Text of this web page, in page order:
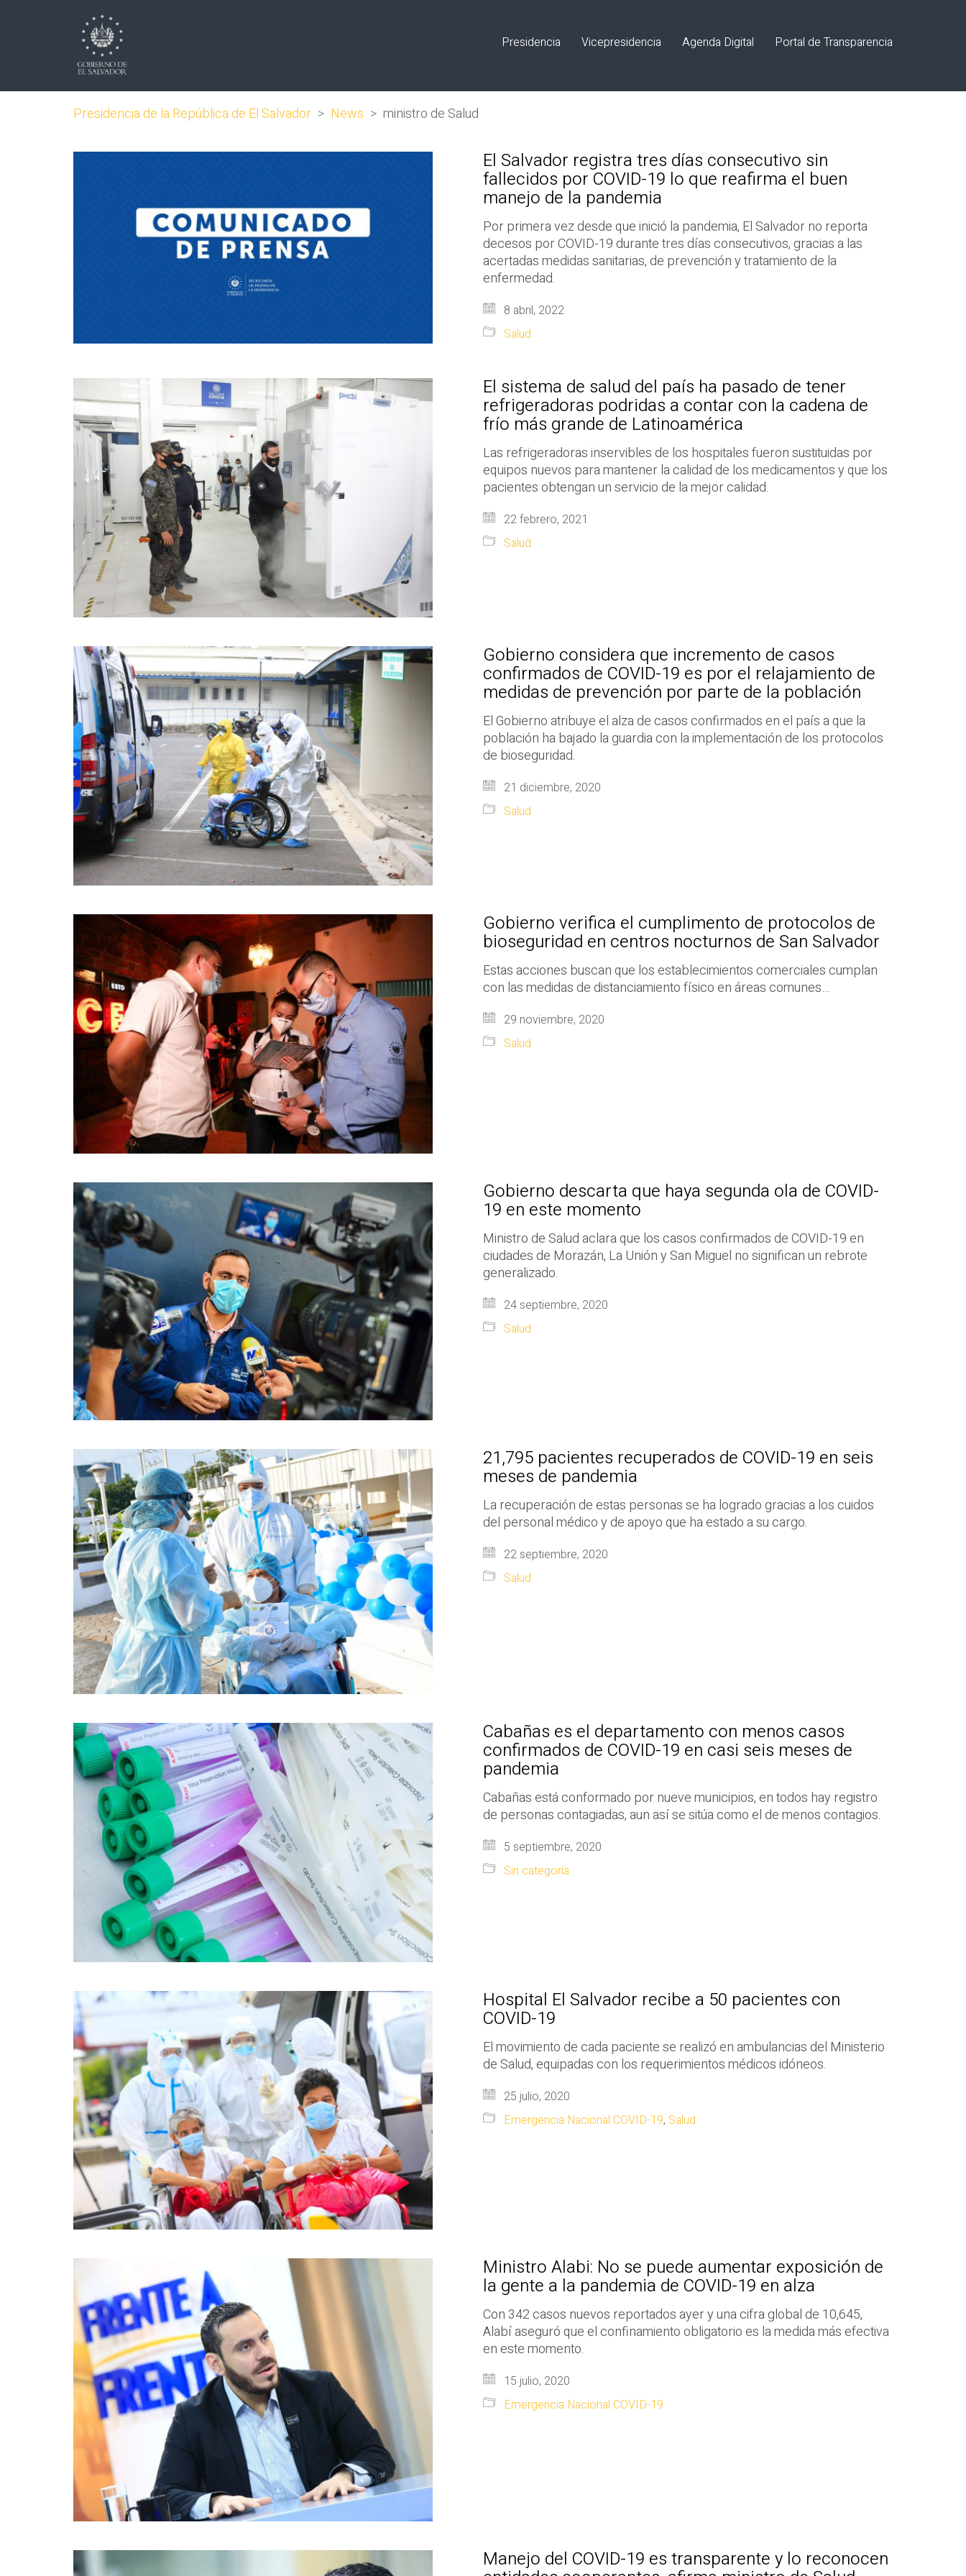
Presidencia Vicepresidencia Agenda Digital Portal de Transparencia
Presidencia de la República de El Salvador > News > ministro de Salud
El Salvador registra tres días consecutivo sin
fallecidos por COVID-19 lo que reafirma el buen
manejo de la pandemia
Por primera vez desde que inició la pandemia, El Salvador no reporta
decesos por COVID-19 durante tres días consecutivos, gracias a las
acertadas medidas sanitarias, de prevención y tratamiento de la
enfermedad.
8 abril, 2022
Salud
El sistema de salud del país ha pasado de tener
refrigeradoras podridas a contar con la cadena de
frío más grande de Latinoamérica
Las refrigeradoras inservibles de los hospitales fueron sustituidas por
equipos nuevos para mantener la calidad de los medicamentos y que los
pacientes obtengan un servicio de la mejor calidad.
22 febrero, 2021
Salud
Gobierno considera que incremento de casos
confirmados de COVID-19 es por el relajamiento de
medidas de prevención por parte de la población
El Gobierno atribuye el alza de casos confirmados en el país a que la
población ha bajado la guardia con la implementación de los protocolos
de bioseguridad.
21 diciembre, 2020
Salud
Gobierno verifica el cumplimento de protocolos de
bioseguridad en centros nocturnos de San Salvador
Estas acciones buscan que los establecimientos comerciales cumplan
con las medidas de distanciamiento físico en áreas comunes…
29 noviembre, 2020
Salud
Gobierno descarta que haya segunda ola de COVID-
19 en este momento
Ministro de Salud aclara que los casos confirmados de COVID-19 en
ciudades de Morazán, La Unión y San Miguel no significan un rebrote
generalizado.
24 septiembre, 2020
Salud
21,795 pacientes recuperados de COVID-19 en seis
meses de pandemia
La recuperación de estas personas se ha logrado gracias a los cuidos
del personal médico y de apoyo que ha estado a su cargo.
22 septiembre, 2020
Salud
Cabañas es el departamento con menos casos
confirmados de COVID-19 en casi seis meses de
pandemia
Cabañas está conformado por nueve municipios, en todos hay registro
de personas contagiadas, aun así se sitúa como el de menos contagios.
5 septiembre, 2020
Sin categoría
Hospital El Salvador recibe a 50 pacientes con
COVID-19
El movimiento de cada paciente se realizó en ambulancias del Ministerio
de Salud, equipadas con los requerimientos médicos idóneos.
25 julio, 2020
Emergencia Nacional COVID-19, Salud
Ministro Alabi: No se puede aumentar exposición de
la gente a la pandemia de COVID-19 en alza
Con 342 casos nuevos reportados ayer y una cifra global de 10,645,
Alabí aseguró que el confinamiento obligatorio es la medida más efectiva
en este momento.
15 julio, 2020
Emergencia Nacional COVID-19
Manejo del COVID-19 es transparente y lo reconocen